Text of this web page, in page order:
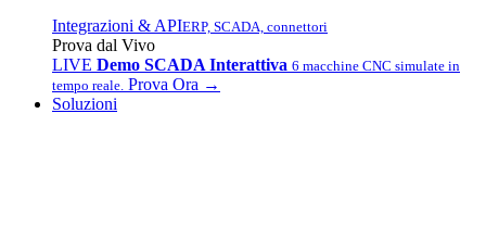
Integrazioni & APIERP, SCADA, connettori
Prova dal Vivo
LIVE Demo SCADA Interattiva 6 macchine CNC simulate in
tempo reale. Prova Ora →
Soluzioni